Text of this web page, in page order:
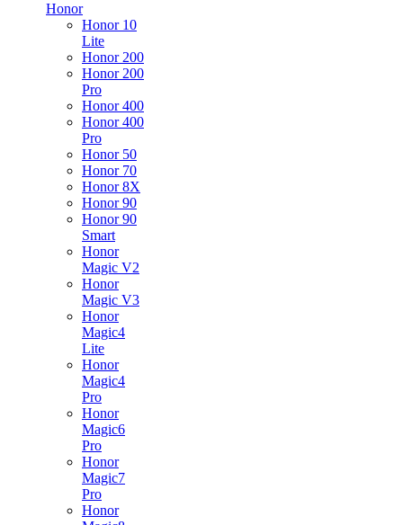
Honor
Honor 10
Lite
Honor 200
Honor 200
Pro
Honor 400
Honor 400
Pro
Honor 50
Honor 70
Honor 8X
Honor 90
Honor 90
Smart
Honor
Magic V2
Honor
Magic V3
Honor
Magic4
Lite
Honor
Magic4
Pro
Honor
Magic6
Pro
Honor
Magic7
Pro
Honor